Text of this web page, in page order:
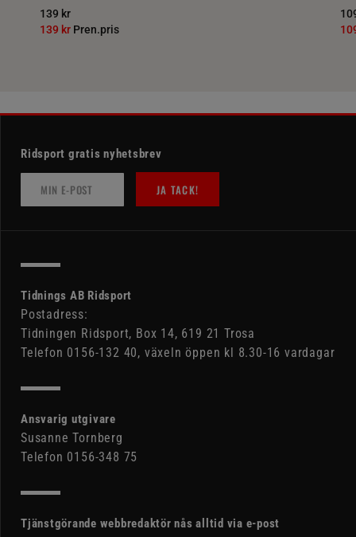
139 kr
139 kr Pren.pris
Ridsport gratis nyhetsbrev
JA TACK!
Tidnings AB Ridsport
Postadress:
Tidningen Ridsport, Box 14, 619 21 Trosa
Telefon 0156-132 40, växeln öppen kl 8.30-16 vardagar
Ansvarig utgivare
Susanne Tornberg
Telefon 0156-348 75
Tjänstgörande webbredaktör nås alltid via e-post